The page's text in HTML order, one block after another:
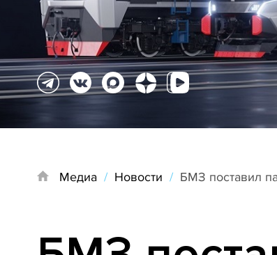
Медиа / Новости / БМЗ поставил